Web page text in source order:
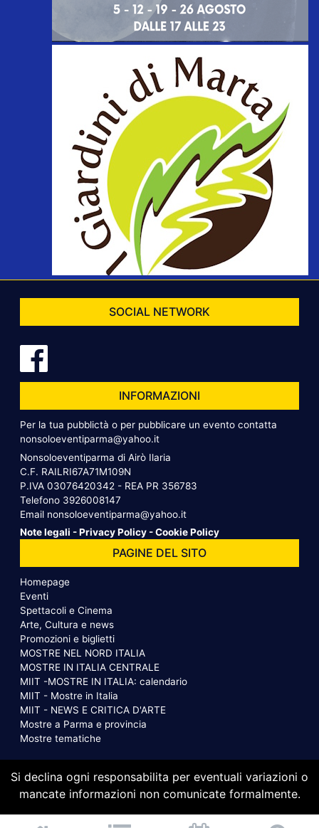
SOCIAL NETWORK
INFORMAZIONI
Per la tua pubblictà o per pubblicare un evento contatta
nonsoloeventiparma@yahoo.it
Nonsoloeventiparma di Airò Ilaria
C.F. RAILRI67A71M109N
P.IVA 03076420342 - REA PR 356783
Telefono 3926008147
Email nonsoloeventiparma@yahoo.it
Note legali -Privacy Policy -Cookie Policy
PAGINE DEL SITO
Homepage
Eventi
Spettacoli e Cinema
Arte, Cultura e news
Promozioni e biglietti
MOSTRE NEL NORD ITALIA
MOSTRE IN ITALIA CENTRALE
MIIT -MOSTRE IN ITALIA: calendario
MIIT - Mostre in Italia
MIIT - NEWS E CRITICA D'ARTE
Mostre a Parma e provincia
Mostre tematiche
Si declina ogni responsabilita per eventuali variazioni o
mancate informazioni non comunicate formalmente.